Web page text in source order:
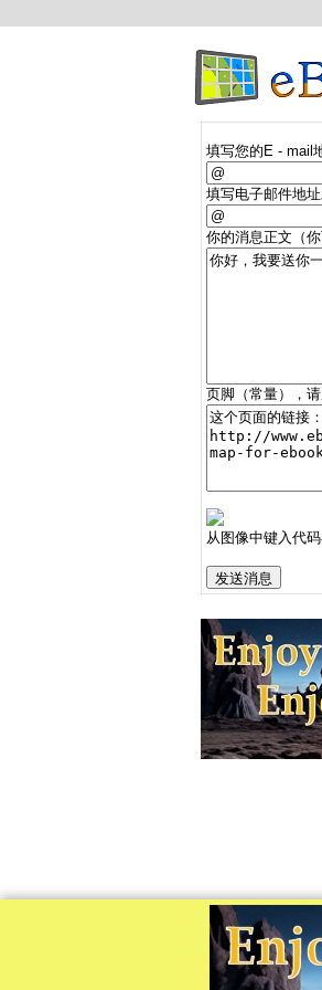
填写您的E - mail
填写电子邮件地址
你的消息正文（
页脚（常量），
从图像中键入代